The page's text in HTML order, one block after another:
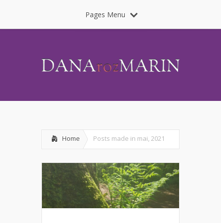
Pages Menu
Home Posts made in mai, 2021